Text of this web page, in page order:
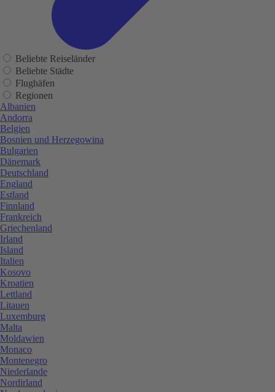
Beliebte Reiseländer
Beliebte Städte
Flughäfen
Regionen
Albanien
Andorra
Belgien
Bosnien und Herzegowina
Bulgarien
Dänemark
Deutschland
England
Estland
Finnland
Frankreich
Griechenland
Irland
Island
Italien
Kosovo
Kroatien
Lettland
Litauen
Luxemburg
Malta
Moldawien
Monaco
Montenegro
Niederlande
Nordirland